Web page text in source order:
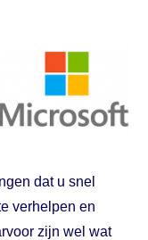
dat u snel
verhelpen en
zijn wel wat